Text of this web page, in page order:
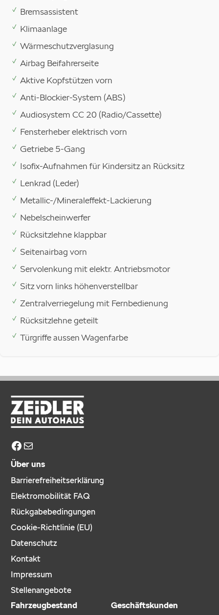
Bremsassistent
Klimaanlage
Wärmeschutzverglasung
Airbag Beifahrerseite
Aktive Kopfstützen vorn
Anti-Blockier-System (ABS)
Audiosystem CC 20 (Radio/Cassette)
Fensterheber elektrisch vorn
Getriebe 5-Gang
Isofix-Aufnahmen für Kindersitz an Rücksitz
Lenkrad (Leder)
Metallic-/Mineraleffekt-Lackierung
Nebelscheinwerfer
Rücksitzlehne klappbar
Seitenairbag vorn
Servolenkung mit elektr. Antriebsmotor
Sitz vorn links höhenverstellbar
Zentralverriegelung mit Fernbedienung
Rücksitzlehne geteilt
Türgriffe aussen Wagenfarbe
Facebook
Über uns
Barrierefreiheitserklärung
Elektromobilität FAQ
Rückgabebedingungen
Cookie-Richtlinie (EU)
Datenschutz
Kontakt
Impressum
Stellenangebote
Fahrzeugbestand Geschäftskunden